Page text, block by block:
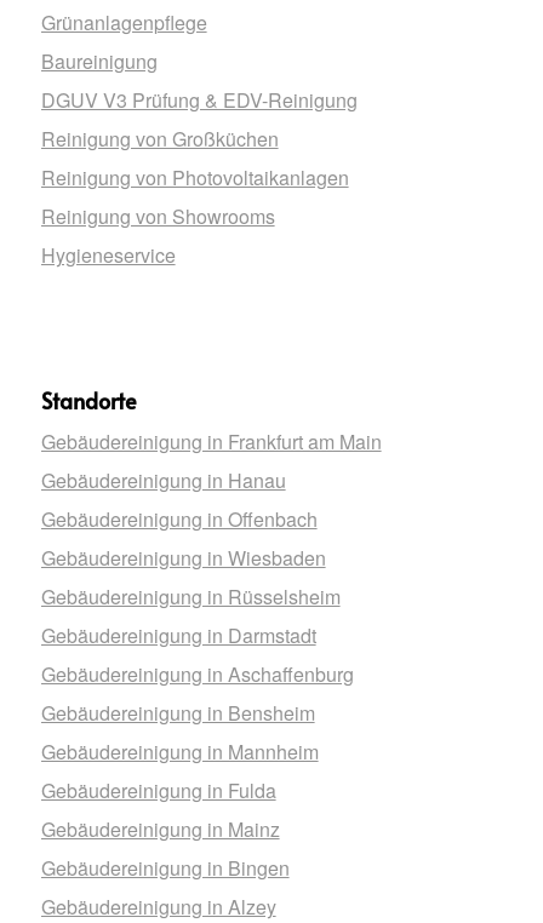
Grünanlagenpflege
Baureinigung
DGUV V3 Prüfung & EDV-Reinigung
Reinigung von Großküchen
Reinigung von Photovoltaikanlagen
Reinigung von Showrooms
Hygieneservice
Standorte
Gebäudereinigung in Frankfurt am Main
Gebäudereinigung in Hanau
Gebäudereinigung in Offenbach
Gebäudereinigung in Wiesbaden
Gebäudereinigung in Rüsselsheim
Gebäudereinigung in Darmstadt
Gebäudereinigung in Aschaffenburg
Gebäudereinigung in Bensheim
Gebäudereinigung in Mannheim
Gebäudereinigung in Fulda
Gebäudereinigung in Mainz
Gebäudereinigung in Bingen
Gebäudereinigung in Alzey